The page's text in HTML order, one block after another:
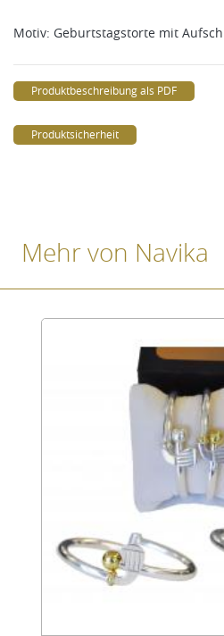
Motiv: Geburtstagstorte mit
Produktbeschreibung als PDF
Produktsicherheit
Mehr von Navika